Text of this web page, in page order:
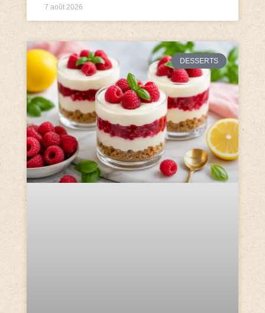
7 août 2026
DESSERTS